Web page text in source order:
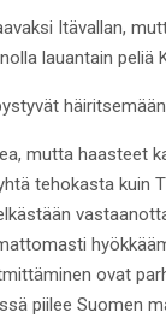
Itävallan,
lauantain peliä
mutta haasteet
tehokasta kuin
ovat
piilee Suomen